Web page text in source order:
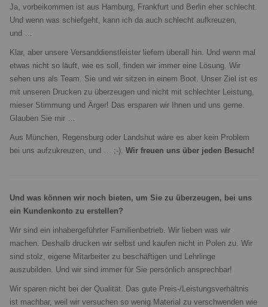
Ja, vorbeikommen ist aus Hamburg, Frankfurt und Berlin eher schlecht.
Und wenn was schiefgeht, kann ich da auch schlecht aufkreuzen,
und …
Klar, aber unsere Versanddienstleister liefern überall hin. Und wenn mal
etwas nicht so läuft, wie es soll, finden wir immer eine Lösung. Wir
sehen uns als Team. Sie und wir sitzen in einem Boot. Unser Ziel ist es
mit unseren Drucken zu überzeugen und nicht mit schlechter Leistung,
mieser Stimmung und Ärger! Das ersparen wir Ihnen und uns gerne.
Glauben Sie mir …
Aus München, Regensburg oder Landshut wäre es aber kein Problem
bei uns aufzukreuzen, und … ;-). Wir freuen uns über jeden Besuch!
Und was können wir noch bieten, um Sie zu überzeugen, bei uns
ein Kundenkonto zu erstellen?
Wir sind ein inhabergeführter Familienbetrieb. Wir lieben was wir
machen. Deshalb drucken wir selbst und kaufen nicht in Polen zu. Wir
sind stolz, eigene Mitarbeiter zu beschäftigen und Lehrlinge
auszubilden. Und wir sind immer für Sie persönlich ansprechbar!
Wir sparen nicht bei der Qualität. Das gute Preis-/Leistungsverhältnis
ist machbar, weil wir versuchen so wenig Material zu verschwenden wie